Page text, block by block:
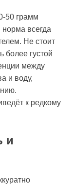
50 грамм
всегда
Не стоит
более густой
между
и воду,
к редкому
и